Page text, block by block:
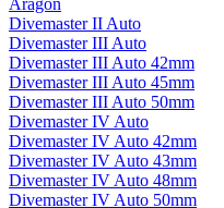
Aragon
Divemaster II Auto
Divemaster III Auto
Divemaster III Auto 42mm
Divemaster III Auto 45mm
Divemaster III Auto 50mm
Divemaster IV Auto
Divemaster IV Auto 42mm
Divemaster IV Auto 43mm
Divemaster IV Auto 48mm
Divemaster IV Auto 50mm